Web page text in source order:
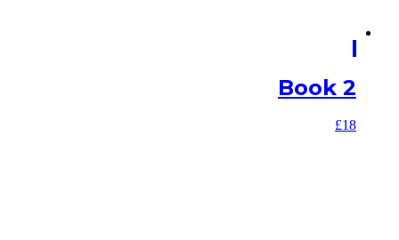
Book 2
£18